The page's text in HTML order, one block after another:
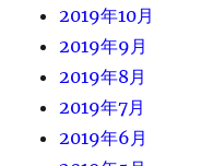
2019年10月
2019年9月
2019年8月
2019年7月
2019年6月